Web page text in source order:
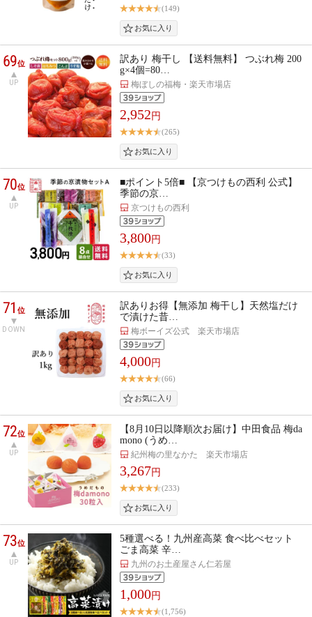
(149)
69位
UP
訳あり 梅干し 【送料無料】 つぶれ梅 200
g×4個=80…
梅ぼしの福梅・楽天市場店
2,952 円
(265)
70位
UP
■ポイント5倍■ 【京つけもの西利 公式】
季節の京…
京つけもの西利
3,800円
(33)
71位
DOWN
訳ありお得【無添加 梅干し】天然塩だけ
で漬けた昔…
梅ボーイズ公式 楽天市場店
4,000円
(66)
72位
UP
【8月10日以降順次お届け】中田食品 梅da
mono (うめ…
紀州梅の里なかた 楽天市場店
3,267円
(233)
73位
UP
5種選べる！九州産高菜 食べ比べセット
ごま高菜 辛…
九州のお土産屋さん仁若屋
1,000円
(1,756)